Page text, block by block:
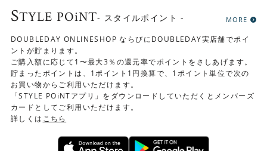
STYLE POiNT- スタイルポイント - MORE
DOUBLEDAY ONLINESHOP ならびにDOUBLEDAY実店舗でポイ
ントが貯まります。
ご購入額に応じて1〜最大3％の還元率でポイントをさしあげます。
貯まったポイントは、1ポイント1円換算で、1ポイント単位で次の
お買い物からご利用いただけます。
「STYLE POiNTアプリ」をダウンロードしていただくとメンバーズ
カードとしてご利用いただけます。
詳しくは こちら